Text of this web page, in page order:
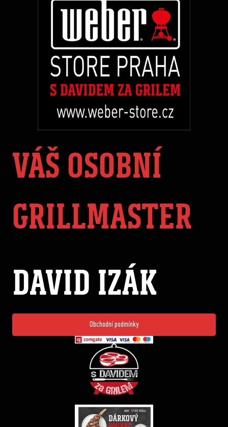
VÁŠ OSOBNÍ
GRILLMASTER
DAVID IZÁK
Obchodní podmínky